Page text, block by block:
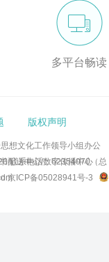
多平台畅读
版权声明
想文化工作领导小组办公
配送中心/数字传播中心
联系电话：62354070（总
京ICP备05028941号-3